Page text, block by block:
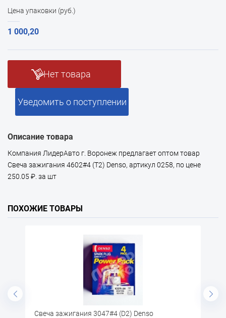
Цена упаковки (руб.)
1 000,20
Нет товара
Уведомить о поступлении
Описание товара
Компания ЛидерАвто г. Воронеж предлагает оптом товар
Свеча зажигания 4602#4 (T2) Denso, артикул 0258, по цене
250.05 ₽. за шт
ПОХОЖИЕ ТОВАРЫ
Свеча зажигания 3047#4 (D2) Denso